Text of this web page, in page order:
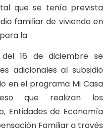
que se tenía prevista
familiar de vivienda en
la
16 de diciembre se
adicionales al subsidio
en el programa Mi Casa
que realizan los
Entidades de Economía
Familiar a través